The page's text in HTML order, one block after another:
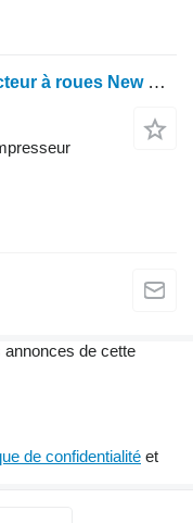
Turbocompresseur Ford pour tracteur à roues New Holland
de cette
de confidentialité et